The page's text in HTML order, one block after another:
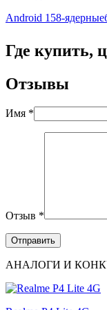
Android 158-ядерные
Где купить,
Отзывы
Имя *
Отзыв *
АНАЛОГИ И